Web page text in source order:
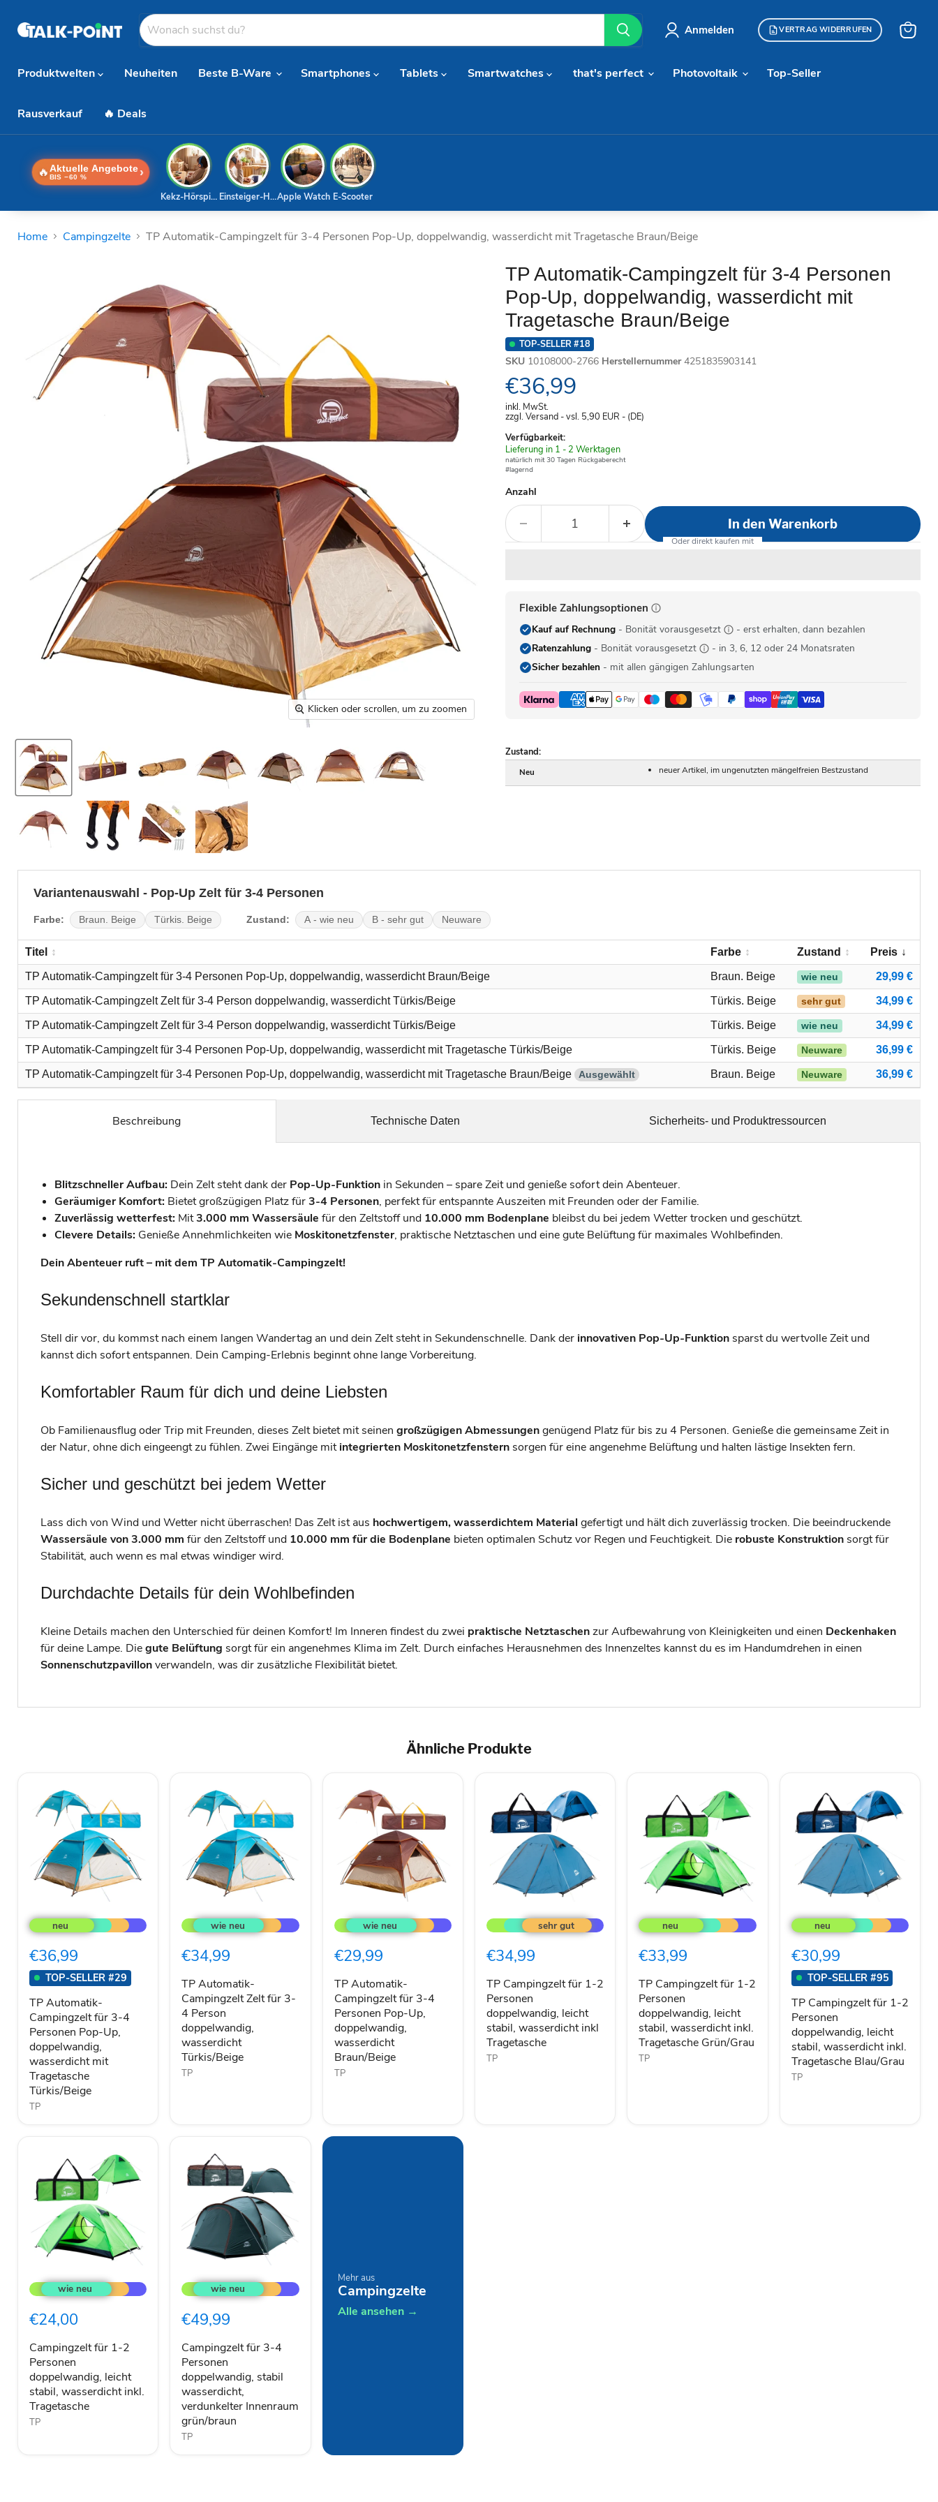
Anmelden VERTRAG WIDERRUFEN
Produktwelten
Neuheiten Beste B-Ware Smartphones Tablets Smartwatches that's perfect Photovoltaik Top-Seller
Rausverkauf 🔥 Deals
🔥 Aktuelle Angebote
BIS −60 % ›
E-Scooter
Apple Watch
Einsteiger-Handy
Kekz-Hörspiele
Home Campingzelte TP Automatik-Campingzelt für 3-4 Personen Pop-Up, doppelwandig, wasserdicht mit Tragetasche Braun/Beige
Klicken oder scrollen, um zu zoomen
TP Automatik-Campingzelt für 3-4 Personen
Pop-Up, doppelwandig, wasserdicht mit
Tragetasche Braun/Beige
TOP-SELLER #18
SKU 10108000-2766 Herstellernummer 4251835903141
Aktueller Preis
€36,99
inkl. MwSt.
zzgl. Versand - vsl. 5,90 EUR - (DE)
Verfügbarkeit:
Verfügbar
-
Lieferung in 1 - 2 Werktagen
natürlich mit 30 Tagen Rückgaberecht
#lagernd
Anzahl
In den Warenkorb
Flexible Zahlungsoptionen
Kauf auf Rechnung- Bonität vorausgesetzt
- erst erhalten, dann bezahlen
Ratenzahlung- Bonität vorausgesetzt
- in 3, 6, 12 oder 24 Monatsraten
Sicher bezahlen- mit allen gängigen Zahlungsarten
Zustand:
Neu neuer Artikel, im ungenutzten mängelfreien Bestzustand
Variantenauswahl - Pop-Up Zelt für 3-4 Personen
Farbe: Braun. Beige Türkis. Beige Zustand: A - wie neu B - sehr gut Neuware
Titel Farbe Zustand Preis
TP Automatik-Campingzelt für 3-4 Personen Pop-Up, doppelwandig, wasserdicht Braun/Beige Braun. Beige wie neu 29,99 €
TP Automatik-Campingzelt Zelt für 3-4 Person doppelwandig, wasserdicht Türkis/Beige Türkis. Beige sehr gut 34,99 €
TP Automatik-Campingzelt Zelt für 3-4 Person doppelwandig, wasserdicht Türkis/Beige Türkis. Beige wie neu 34,99 €
TP Automatik-Campingzelt für 3-4 Personen Pop-Up, doppelwandig, wasserdicht mit Tragetasche Türkis/Beige Türkis. Beige Neuware 36,99 €
TP Automatik-Campingzelt für 3-4 Personen Pop-Up, doppelwandig, wasserdicht mit Tragetasche Braun/Beige Ausgewählt Braun. Beige Neuware 36,99 €
Beschreibung
Blitzschneller Aufbau: Dein Zelt steht dank der Pop-Up-Funktion in Sekunden – spare Zeit und genieße sofort dein Abenteuer.
Geräumiger Komfort: Bietet großzügigen Platz für3-4 Personen, perfekt für entspannte Auszeiten mit Freunden oder der Familie.
Zuverlässig wetterfest: Mit3.000 mm Wassersäule für den Zeltstoff und 10.000 mm Bodenplane bleibst du bei jedem Wetter trocken und geschützt.
Clevere Details: Genieße Annehmlichkeiten wie Moskitonetzfenster, praktische Netztaschen und eine gute Belüftung für maximales Wohlbefinden.
Dein Abenteuer ruft – mit dem TP Automatik-Campingzelt!
Sekundenschnell startklar
Stell dir vor, du kommst nach einem langen Wandertag an und dein Zelt steht in Sekundenschnelle. Dank der innovativen Pop-Up-Funktion sparst du wertvolle Zeit und
kannst dich sofort entspannen. Dein Camping-Erlebnis beginnt ohne lange Vorbereitung.
Komfortabler Raum für dich und deine Liebsten
Ob Familienausflug oder Trip mit Freunden, dieses Zelt bietet mit seinen großzügigen Abmessungengenügend Platz für bis zu 4 Personen. Genieße die gemeinsame Zeit in
der Natur, ohne dich eingeengt zu fühlen. Zwei Eingänge mitintegrierten Moskitonetzfenstern sorgen für eine angenehme Belüftung und halten lästige Insekten fern.
Sicher und geschützt bei jedem Wetter
Lass dich von Wind und Wetter nicht überraschen! Das Zelt ist aus hochwertigem, wasserdichtem Material gefertigt und hält dich zuverlässig trocken. Die beeindruckende
Wassersäule von 3.000 mm für den Zeltstoff und 10.000 mm für die Bodenplane bieten optimalen Schutz vor Regen und Feuchtigkeit. Die robuste Konstruktion sorgt für
Stabilität, auch wenn es mal etwas windiger wird.
Durchdachte Details für dein Wohlbefinden
Kleine Details machen den Unterschied für deinen Komfort! Im Inneren findest du zwei praktische Netztaschenzur Aufbewahrung von Kleinigkeiten und einen Deckenhaken
für deine Lampe. Diegute Belüftung sorgt für ein angenehmes Klima im Zelt. Durch einfaches Herausnehmen des Innenzeltes kannst du es im Handumdrehen in einen
Sonnenschutzpavillonverwandeln, was dir zusätzliche Flexibilität bietet.
Technische Daten Sicherheits- und Produktressourcen
Ähnliche Produkte
Automatik-
Campingzelt
3-
4
Personen
Pop-
Up,
doppelwandig,
wasserdicht
mit
Tragetasche
Türkis/Beige
€36,99
TOP-SELLER #29
TP Automatik-
Campingzelt für 3-4
Personen Pop-Up,
doppelwandig,
wasserdicht mit
Tragetasche
Türkis/Beige
TP
Automatik-
Campingzelt
für
4
Person
doppelwandig,
wasserdicht
Türkis/Beige
€34,99
TP Automatik-
Campingzelt Zelt für 3-
4 Person
doppelwandig,
wasserdicht
Türkis/Beige
TP
Automatik-
Campingzelt
3-
Personen
Pop-
Up,
doppelwandig,
wasserdicht
Braun/Beige
€29,99
TP Automatik-
Campingzelt für 3-4
Personen Pop-Up,
doppelwandig,
wasserdicht
Braun/Beige
TP
Campingzelt
für
2
doppelwandig,
leicht
stabil,
wasserdicht
inkl
Tragetasche
€34,99
TP Campingzelt für 1-2
Personen
doppelwandig, leicht
stabil, wasserdicht inkl
Tragetasche
TP
Campingzelt
für
2
doppelwandig,
leicht
stabil,
wasserdicht
inkl.
Tragetasche
Grün/Grau
€33,99
TP Campingzelt für 1-2
Personen
doppelwandig, leicht
stabil, wasserdicht inkl.
Tragetasche Grün/Grau
TP
Campingzelt
für
2
Personen
doppelwandig,
leicht
stabil,
wasserdicht
inkl.
Tragetasche
Blau/Grau
€30,99
TOP-SELLER #95
TP Campingzelt für 1-2
Personen
doppelwandig, leicht
stabil, wasserdicht inkl.
Tragetasche Blau/Grau
TP
für
1-
Personen
leicht
stabil,
wasserdicht
inkl.
Tragetasche
€24,00
Campingzelt für 1-2
Personen
doppelwandig, leicht
stabil, wasserdicht inkl.
Tragetasche
TP
für
3-
Personen
stabil
wasserdicht,
verdunkelter
Innenraum
grün/braun
€49,99
Campingzelt für 3-4
Personen
doppelwandig, stabil
wasserdicht,
verdunkelter Innenraum
grün/braun
TP
Mehr aus
Campingzelte
Alle ansehen →